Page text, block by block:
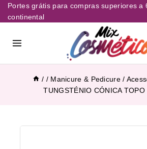
Portes grátis para compras superiores a
continental
/ / Manicure & Pedicure /
TUNGSTÉNIO CÓNICA TOPO